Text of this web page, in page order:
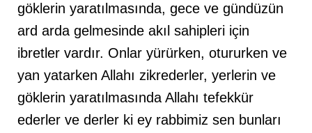
göklerin yaratılmasında, gece ve gündüzün
ard arda gelmesinde akıl sahipleri için
ibretler vardır. Onlar yürürken, otururken ve
yan yatarken Allahı zikrederler, yerlerin ve
göklerin yaratılmasında Allahı tefekkür
ederler ve derler ki ey rabbimiz sen bunları